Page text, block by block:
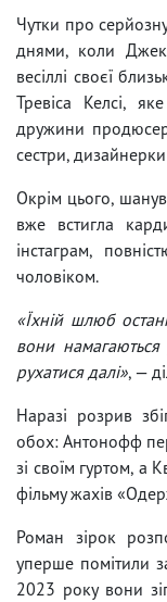
Чутки про
днями, коли
весіллі своєї
Тревіса Келсі,
дружини
сестри,
Окрім цього,
вже встигла
інстаграм,
чоловіком.
«Їхній шлюб
вони намагаються
рухатися далі», —
Наразі розрив
обох: Антонофф
зі своїм гуртом, а
фільму жахів
Роман зірок
уперше помітили
2023 року вони